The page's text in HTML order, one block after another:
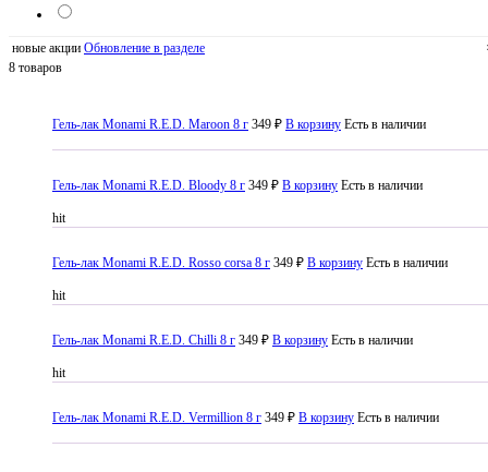
новые акции Обновление в разделе
8 товаров
Гель-лак Monami R.E.D. Maroon 8 г 349 ₽ В корзину Есть в наличии
Гель-лак Monami R.E.D. Bloody 8 г 349 ₽ В корзину Есть в наличии
hit
Гель-лак Monami R.E.D. Rosso corsa 8 г 349 ₽ В корзину Есть в наличии
hit
Гель-лак Monami R.E.D. Chilli 8 г 349 ₽ В корзину Есть в наличии
hit
Гель-лак Monami R.E.D. Vermillion 8 г 349 ₽ В корзину Есть в наличии